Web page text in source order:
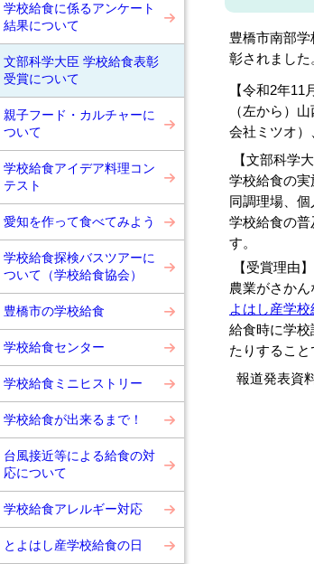
学校給食に係るアンケート
結果について
文部科学大臣 学校給食表彰
受賞について
親子フード・カルチャーに
ついて
学校給食アイデア料理コン
テスト
愛知を作って食べてみよう
学校給食探検バスツアーに
ついて（学校給食協会）
豊橋市の学校給食
学校給食センター
学校給食ミニヒストリー
学校給食が出来るまで！
台風接近等による給食の対
応について
学校給食アレルギー対応
とよはし産学校給食の日
豊橋市南部
彰されました
【令和2年11
（左から）
会社ミツオ
【文部科学
学校給食の
同調理場、個
学校給食の普
す。
【受賞理由】
農業がさか
よはし産学校
給食時に学
たりするこ
報道発表資